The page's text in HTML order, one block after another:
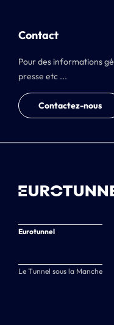
Contact
Pour des informations
presse etc ...
Contactez-nous
Eurotunnel
Le Tunnel sous la Manche